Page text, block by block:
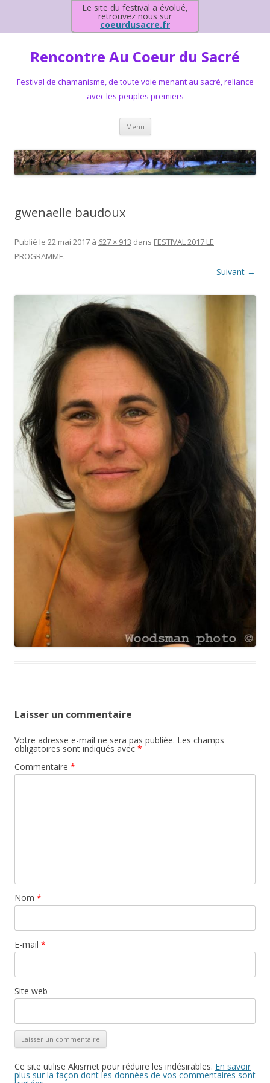
Le site du festival a évolué,
retrouvez nous sur
coeurdusacre.fr
Rencontre Au Coeur du Sacré
Festival de chamanisme, de toute voie menant au sacré, reliance
avec les peuples premiers
Menu Aller au contenu principal
gwenaelle baudoux
Publié le 22 mai 2017 à 627 × 913 dans FESTIVAL 2017 LE
PROGRAMME.
Suivant →
Laisser un commentaire
Votre adresse e-mail ne sera pas publiée. Les champs
obligatoires sont indiqués avec *
Commentaire *
Nom *
E-mail *
Site web
Ce site utilise Akismet pour réduire les indésirables. En savoir
plus sur la façon dont les données de vos commentaires sont